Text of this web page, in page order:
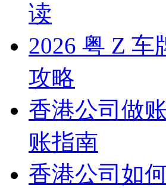
读
2026 粤 Z
攻略
香港公司做
账指南
香港公司如